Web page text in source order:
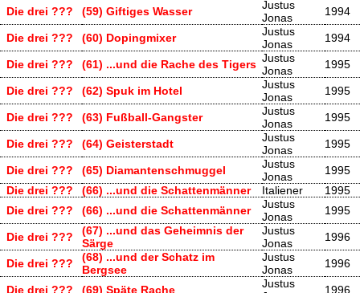
Die drei ??? (59) Giftiges Wasser
Justus
Jonas
1994
Die drei ??? (60) Dopingmixer
Justus
Jonas
1994
Die drei ??? (61) ...und die Rache des Tigers Justus
Jonas
1995
Die drei ??? (62) Spuk im Hotel
Justus
Jonas
1995
Die drei ??? (63) Fußball-Gangster
Justus
Jonas
1995
Die drei ??? (64) Geisterstadt
Justus
Jonas
1995
Die drei ??? (65) Diamantenschmuggel
Justus
Jonas
1995
Die drei ???
(66) ...und die Schattenmänner Italiener
1995
Die drei ???
(66) ...und die Schattenmänner
Justus
Jonas
1995
Die drei ???
(67) ...und das Geheimnis der
Särge
Justus
Jonas
1996
Die drei ???
(68) ...und der Schatz im
Bergsee
Justus
Jonas
1996
Die drei ??? (69) Späte Rache
Justus
1996